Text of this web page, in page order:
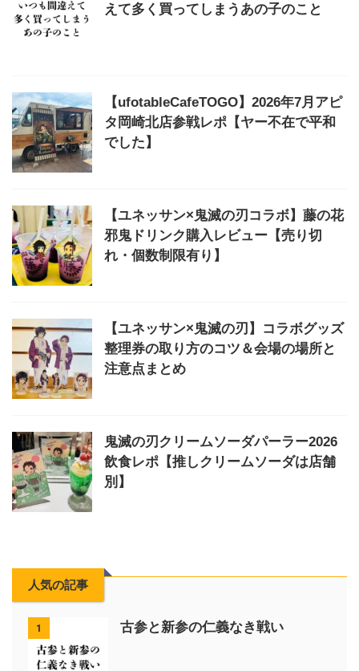
えて多く買ってしまうあの子のこと
【ufotableCafeTOGO】2026年7月アピ
タ岡崎北店参戦レポ【ヤー不在で平和
でした】
【ユネッサン×鬼滅の刃コラボ】藤の花
邪鬼ドリンク購入レビュー【売り切
れ・個数制限有り】
【ユネッサン×鬼滅の刃】コラボグッズ
整理券の取り方のコツ＆会場の場所と
注意点まとめ
鬼滅の刃クリームソーダパーラー2026
飲食レポ【推しクリームソーダは店舗
別】
人気の記事
1 古参と新参の仁義なき戦い